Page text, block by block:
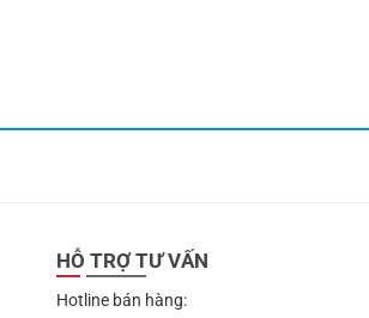
HỖ TRỢ TƯ VẤN
Hotline bán hàng: